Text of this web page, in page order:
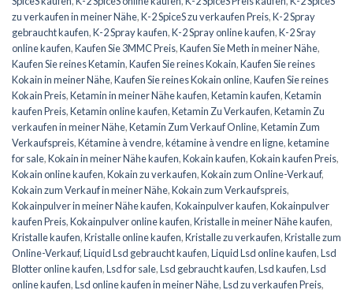
zu verkaufen in meiner Nähe,K-2 SpiceS zu verkaufen Preis,K-2 Spray
gebraucht kaufen,K-2 Spray kaufen,K-2 Spray online kaufen,K-2 Sray
online kaufen,Kaufen Sie 3MMC Preis,Kaufen Sie Meth in meiner Nähe,
Kaufen Sie reines Ketamin,Kaufen Sie reines Kokain,Kaufen Sie reines
Kokain in meiner Nähe,Kaufen Sie reines Kokain online,Kaufen Sie reines
Kokain Preis,Ketamin in meiner Nähe kaufen,Ketamin kaufen,Ketamin
kaufen Preis,Ketamin online kaufen,Ketamin Zu Verkaufen,Ketamin Zu
verkaufen in meiner Nähe,Ketamin Zum Verkauf Online,Ketamin Zum
Verkaufspreis,Kétamine à vendre,kétamine à vendre en ligne,ketamine
for sale,Kokain in meiner Nähe kaufen,Kokain kaufen,Kokain kaufen Preis,
Kokain online kaufen,Kokain zu verkaufen,Kokain zum Online-Verkauf,
Kokain zum Verkauf in meiner Nähe,Kokain zum Verkaufspreis,
Kokainpulver in meiner Nähe kaufen,Kokainpulver kaufen,Kokainpulver
kaufen Preis,Kokainpulver online kaufen,Kristalle in meiner Nähe kaufen,
Kristalle kaufen,Kristalle online kaufen,Kristalle zu verkaufen,Kristalle zum
Online-Verkauf,Liquid Lsd gebraucht kaufen,Liquid Lsd online kaufen,Lsd
Blotter online kaufen,Lsd for sale,Lsd gebraucht kaufen,Lsd kaufen,Lsd
online kaufen,Lsd online kaufen in meiner Nähe,Lsd zu verkaufen Preis,